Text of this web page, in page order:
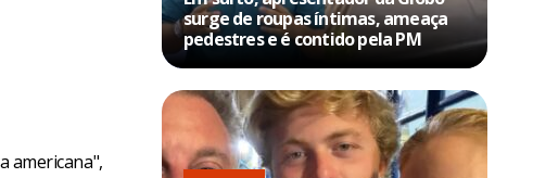
americana",
surge de roupas íntimas, ameaça
pedestres e é contido pela PM